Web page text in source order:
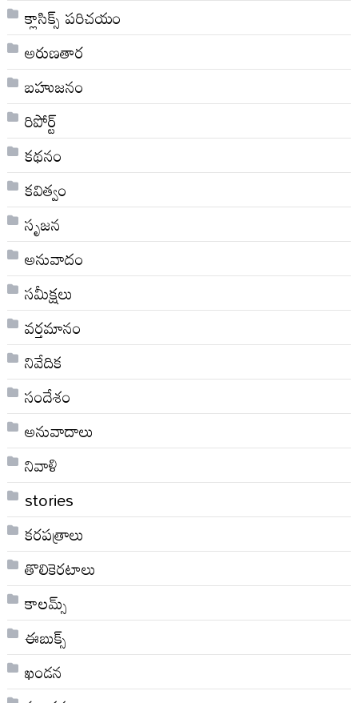
క్లాసిక్స్ ప‌రిచ‌యం
అరుణతార
బహుజనం
రిపోర్ట్
కథనం
కవిత్వం
సృజన
అనువాదం
సమీక్షలు
వర్తమానం
నివేదిక
సందేశం
అనువాదాలు
నివాళి
stories
కరపత్రాలు
తొలికెరటాలు
కాలమ్స్
ఈబుక్స్
ఖండన